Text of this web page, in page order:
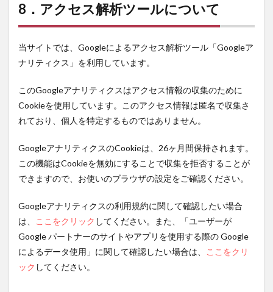
8．アクセス解析ツールについて
当サイトでは、Googleによるアクセス解析ツール「Googleア
ナリティクス」を利用しています。
このGoogleアナリティクスはアクセス情報の収集のために
Cookieを使用しています。このアクセス情報は匿名で収集さ
れており、個人を特定するものではありません。
GoogleアナリティクスのCookieは、26ヶ月間保持されます。
この機能はCookieを無効にすることで収集を拒否することが
できますので、お使いのブラウザの設定をご確認ください。
Googleアナリティクスの利用規約に関して確認したい場合
は、
ここをクリック してください。また、「ユーザーが
Google パートナーのサイトやアプリを使用する際の Google
によるデータ使用」に関して確認したい場合は、
ここをクリ
ック してください。